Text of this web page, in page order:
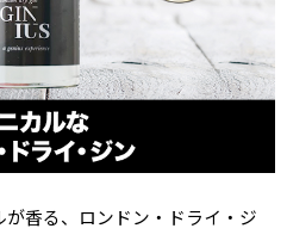
香る、ロンドン・ドライ・ジ